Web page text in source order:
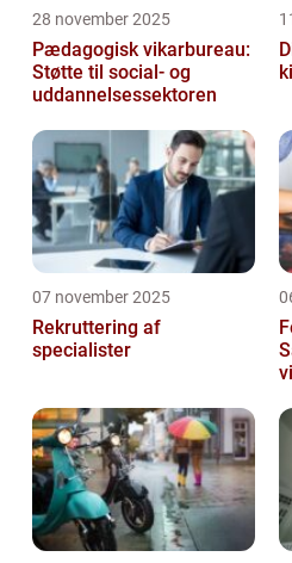
28 november 2025
Pædagogisk vikarbureau:
Støtte til social- og
uddannelsessektoren
07 november 2025
Rekruttering af
specialister